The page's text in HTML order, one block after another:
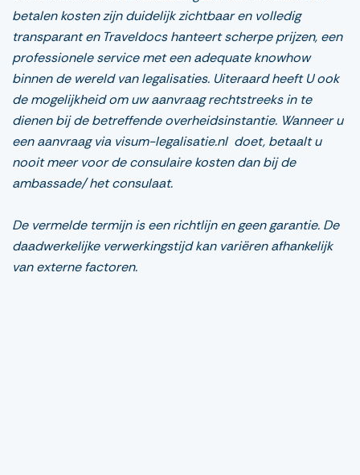
betalen kosten zijn duidelijk zichtbaar en volledig
transparant en Traveldocs hanteert scherpe prijzen, een
professionele service met een adequate knowhow
binnen de wereld van legalisaties. Uiteraard heeft U ook
de mogelijkheid om uw aanvraag rechtstreeks in te
dienen bij de betreffende overheidsinstantie. Wanneer u
een aanvraag via visum-legalisatie.nl doet, betaalt u
nooit meer voor de consulaire kosten dan bij de
ambassade/ het consulaat.
De vermelde termijn is een richtlijn en geen garantie. De
daadwerkelijke verwerkingstijd kan variëren afhankelijk
van externe factoren.